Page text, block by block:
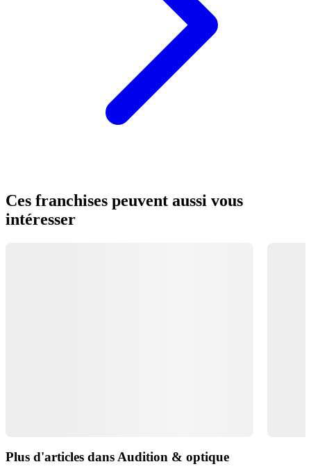
Ces franchises peuvent aussi vous
intéresser
Plus d'articles dans Audition & optique